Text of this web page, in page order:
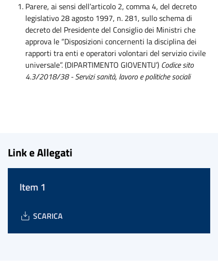
Parere, ai sensi dell’articolo 2, comma 4, del decreto
legislativo 28 agosto 1997, n. 281, sullo schema di
decreto del Presidente del Consiglio dei Ministri che
approva le “Disposizioni concernenti la disciplina dei
rapporti tra enti e operatori volontari del servizio civile
universale”. (DIPARTIMENTO GIOVENTU’) Codice sito
4.3/2018/38 - Servizi sanità, lavoro e politiche sociali
Link e Allegati
Item 1
SCARICA